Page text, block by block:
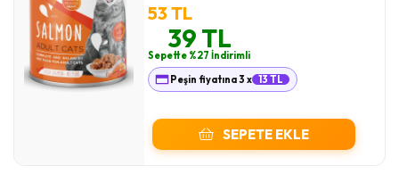
53 TL
39 TL
Sepette %27 İndirimli
Peşin fiyatına 3 x 13 TL
SEPETE EKLE